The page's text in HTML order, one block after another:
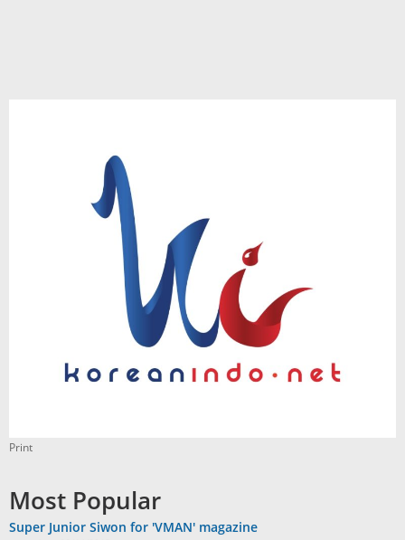
Print
Most Popular
Super Junior Siwon for 'VMAN' magazine